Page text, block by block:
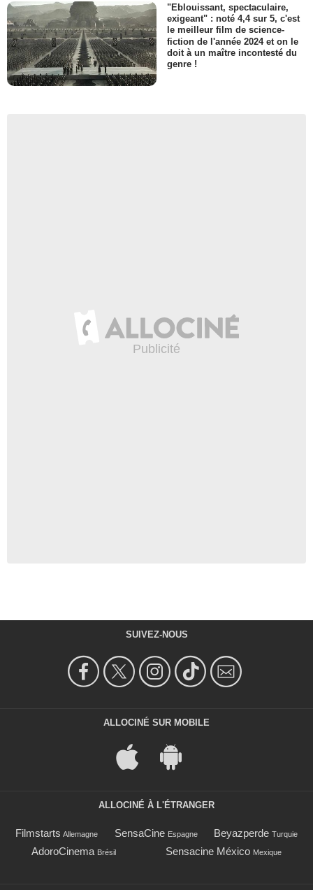
"Eblouissant, spectaculaire,
exigeant" : noté 4,4 sur 5, c'est
le meilleur film de science-
fiction de l'année 2024 et on le
doit à un maître incontesté du
genre !
SUIVEZ-NOUS
ALLOCINÉ SUR MOBILE
ALLOCINÉ À L'ÉTRANGER
Filmstarts Allemagne SensaCine Espagne Beyazperde Turquie
AdoroCinema Brésil Sensacine México Mexique